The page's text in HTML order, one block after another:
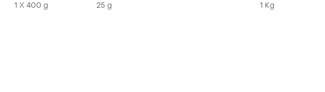
1 X 400 g
25 g
1 Kg